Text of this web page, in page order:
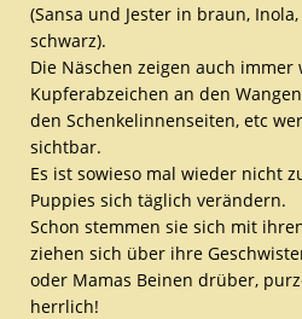
(Sansa und Jester in braun,
schwarz).
Die Näschen zeigen auch
Kupferabzeichen an den
den Schenkelinnenseiten, etc
sichtbar.
Es ist sowieso mal wieder nicht
Puppies sich täglich verändern.
Schon stemmen sie sich mit
ziehen sich über ihre
oder Mamas Beinen drüber,
herrlich!